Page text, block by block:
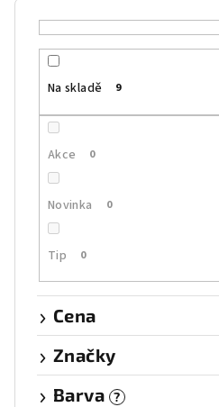
Na skladě 9
Akce 0
Novinka 0
Tip 0
Cena
Značky
Barva
?